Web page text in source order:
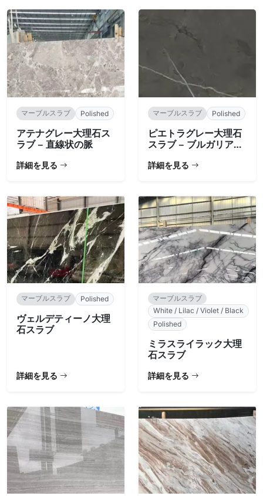
マーブルスラブ Polished
アテナグレー大理石ス
ラブ – 直線状の脈
詳細を見る
マーブルスラブ Polished
ピエトラグレー大理石
スラブ – ブルガリア産
詳細を見る
マーブルスラブ Polished
ヴェルデティーノ大理
石スラブ
詳細を見る
マーブルスラブ
White / Lilac / Violet / Black
Polished
ミラスライラック大理
石スラブ
詳細を見る